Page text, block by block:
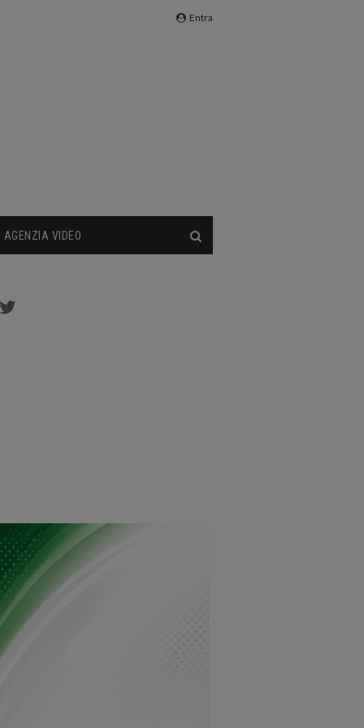
Entra
AGENZIA VIDEO